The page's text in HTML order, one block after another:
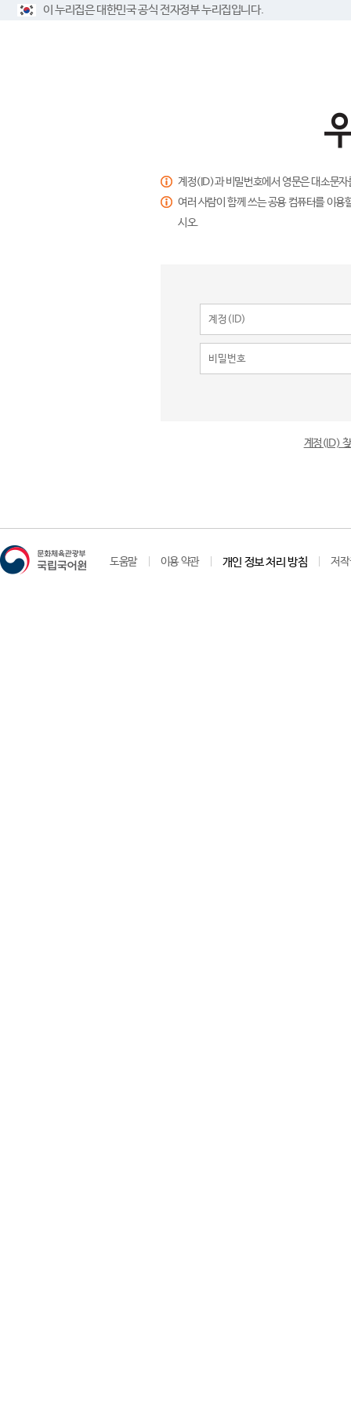
이 누리집은 대한민국 공식 전자정부 누리집입니다.
계정(ID)과 비밀번호에서 영문은 대소문
여러 사람이 함께 쓰는 공용 컴퓨터를 이
시오.
계정(ID)
도움말 이용 약관 개인 정보 처리 방침 저